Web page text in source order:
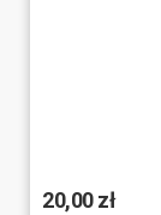
20,00 zł